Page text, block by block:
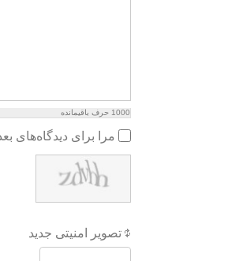
1000 حرف باقیمانده
مرا برای دیدگاه‌های
تصویر امنیتی جدید